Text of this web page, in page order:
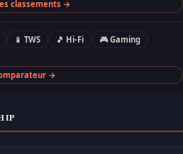
classements →
📱 TWS 🎵 Hi-Fi
🎮 Gaming
→